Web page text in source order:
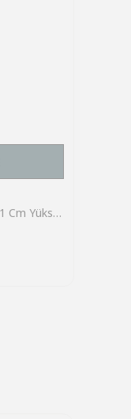
Eglo 95172 "MASERLO" 151 Cm Yüksekliğinde Çelik Köşe Lambası Lambader